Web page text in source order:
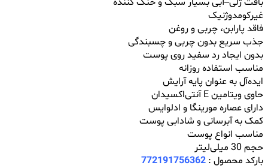
غیرکومدوژنیک
فاقد پارابن، چربی و روغن
جذب سریع بدون چربی و چسبندگی
بدون ایجاد رد سفید روی پوست
مناسب استفاده روزانه
ایده‌آل به عنوان پایه آرایش
حاوی ویتامین E آنتی‌اکسیدان
دارای عصاره مورینگا و ادلوایس
کمک به آبرسانی و شادابی پوست
مناسب انواع پوست
حجم 30 میلی‌لیتر
بارکد محصول : 772191756362